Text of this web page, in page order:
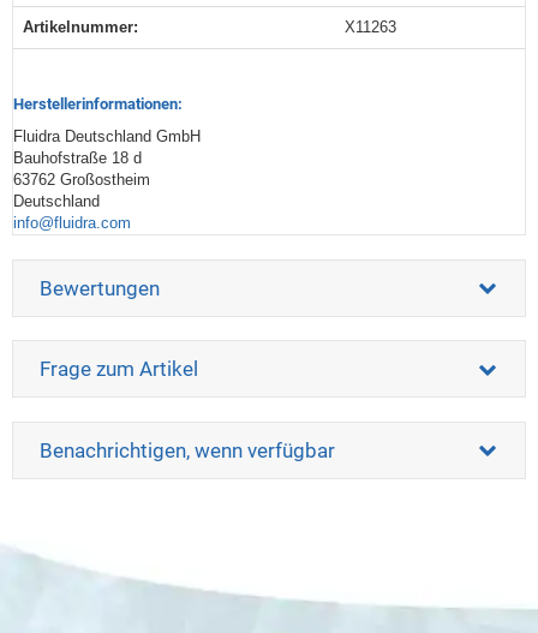
Artikelnummer: X11263
Herstellerinformationen:
Fluidra Deutschland GmbH
Bauhofstraße 18 d
63762 Großostheim
Deutschland
info@fluidra.com
Bewertungen
Frage zum Artikel
Benachrichtigen, wenn verfügbar